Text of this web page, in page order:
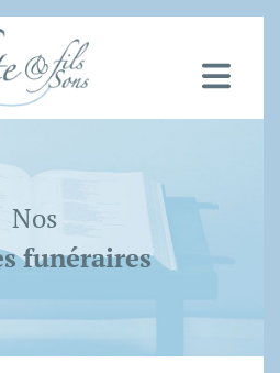
Nos
funéraires